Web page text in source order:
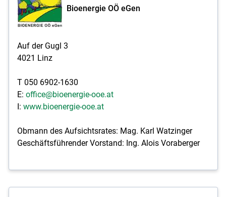
Bioenergie OÖ eGen
Auf der Gugl 3
4021 Linz
T 050 6902-1630
E: office@bioenergie-ooe.at
I: www.bioenergie-ooe.at
Obmann des Aufsichtsrates: Mag. Karl Watzinger
Geschäftsführender Vorstand: Ing. Alois Voraberger